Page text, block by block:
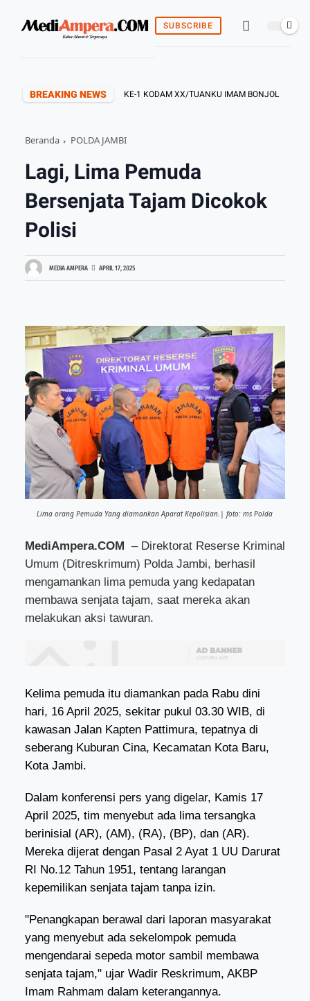
SUBSCRIBE
BREAKING NEWS
DOA BERSAMA, HUT KE-1 KODAM XX/TUANKU IMAM BONJOL
Beranda POLDA JAMBI
Lagi, Lima Pemuda
Bersenjata Tajam Dicokok
Polisi
MEDIA AMPERA APRIL 17, 2025
Lima orang Pemuda Yang diamankan Aparat Kepolisian.| foto: ms Polda
MediAmpera.COM – Direktorat Reserse Kriminal
Umum (Ditreskrimum) Polda Jambi, berhasil
mengamankan lima pemuda yang kedapatan
membawa senjata tajam, saat mereka akan
melakukan aksi tawuran.
Kelima pemuda itu diamankan pada Rabu dini
hari, 16 April 2025, sekitar pukul 03.30 WIB, di
kawasan Jalan Kapten Pattimura, tepatnya di
seberang Kuburan Cina, Kecamatan Kota Baru,
Kota Jambi.
Dalam konferensi pers yang digelar, Kamis 17
April 2025, tim menyebut ada lima tersangka
berinisial (AR), (AM), (RA), (BP), dan (AR).
Mereka dijerat dengan Pasal 2 Ayat 1 UU Darurat
RI No.12 Tahun 1951, tentang larangan
kepemilikan senjata tajam tanpa izin.
"Penangkapan berawal dari laporan masyarakat
yang menyebut ada sekelompok pemuda
mengendarai sepeda motor sambil membawa
senjata tajam," ujar Wadir Reskrimum, AKBP
Imam Rahmam dalam keterangannya.